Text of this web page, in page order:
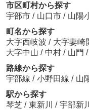
市区町村から探す
宇部市 / 山口市 / 山陽
町名から探す
大字西岐波 / 大字妻崎
大字中山 / 中村 / 山門 /
路線から探す
宇部線 / 小野田線 / 山
駅から探す
琴芝 / 東新川 / 宇部新川